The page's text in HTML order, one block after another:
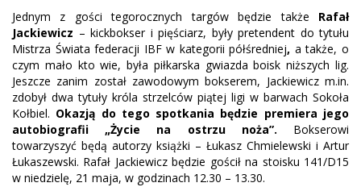
Jednym z gości tegorocznych targów będzie także Rafał
Jackiewicz – kickbokser i pięściarz, były pretendent do tytułu
Mistrza Świata federacji IBF w kategorii półśredniej, a także, o
czym mało kto wie, była piłkarska gwiazda boisk niższych lig.
Jeszcze zanim został zawodowym bokserem, Jackiewicz m.in.
zdobył dwa tytuły króla strzelców piątej ligi w barwach Sokoła
Kołbiel. Okazją do tego spotkania będzie premiera jego
autobiografii „Życie na ostrzu noża”. Bokserowi
towarzyszyć będą autorzy książki – Łukasz Chmielewski i Artur
Łukaszewski. Rafał Jackiewicz będzie gościł na stoisku 141/D15
w niedzielę, 21 maja, w godzinach 12.30 – 13.30.